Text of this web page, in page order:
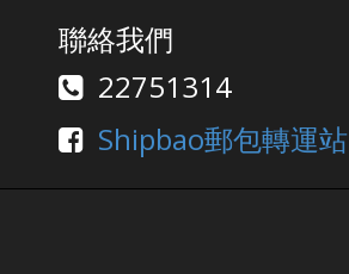
聯絡我們
22751314
Shipbao郵包轉運站